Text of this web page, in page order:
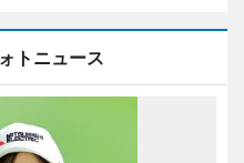
トニュース